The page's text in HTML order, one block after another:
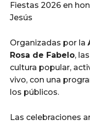
Fiestas 2026 en
Jesús
Organizadas por la
Rosa de Fabelo,
cultura popular,
vivo, con una
los públicos.
Las celebraciones